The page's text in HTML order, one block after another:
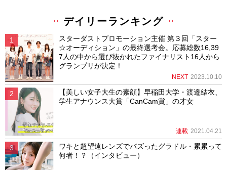
デイリーランキング
スターダストプロモーション主催 第３回「スター
☆オーディション」の最終選考会。応募総数16,39
7人の中から選び抜かれたファイナリスト16人から
グランプリが決定！
NEXT 2023.10.10
【美しい女子大生の素顔】早稲田大学・渡邉結衣、
学生アナウンス大賞「CanCam賞」の才女
連載 2021.04.21
ワキと超望遠レンズでバズったグラドル・累累って
何者！？（インタビュー）